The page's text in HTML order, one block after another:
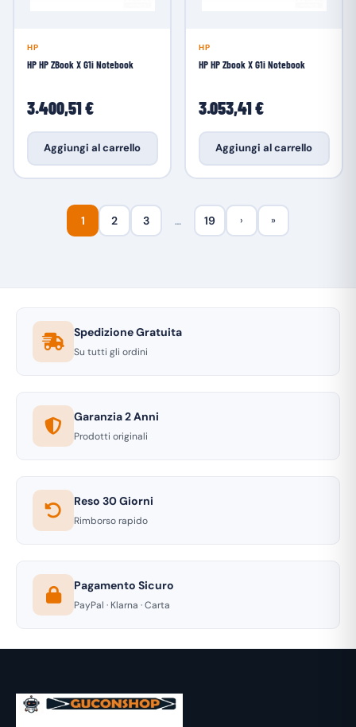
HP
HP HP ZBook X G1i Notebook
3.400,51 €
Aggiungi al carrello
HP
HP HP Zbook X G1i Notebook
3.053,41 €
Aggiungi al carrello
1 2 3 … 19 › »
Spedizione Gratuita
Su tutti gli ordini
Garanzia 2 Anni
Prodotti originali
Reso 30 Giorni
Rimborso rapido
Pagamento Sicuro
PayPal · Klarna · Carta